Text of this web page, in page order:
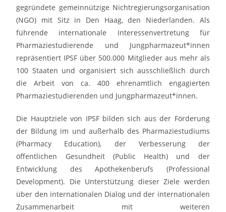
gegründete gemeinnützige Nichtregierungsorganisation
(NGO) mit Sitz in Den Haag, den Niederlanden. Als
führende internationale Interessenvertretung für
Pharmaziestudierende und Jungpharmazeut*innen
repräsentiert IPSF über 500.000 Mitglieder aus mehr als
100 Staaten und organisiert sich ausschließlich durch
die Arbeit von ca. 400 ehrenamtlich engagierten
Pharmaziestudierenden und Jungpharmazeut*innen.
Die Hauptziele von IPSF bilden sich aus der Förderung
der Bildung im und außerhalb des Pharmaziestudiums
(Pharmacy Education), der Verbesserung der
öffentlichen Gesundheit (Public Health) und der
Entwicklung des Apothekenberufs (Professional
Development). Die Unterstützung dieser Ziele werden
über den internationalen Dialog und der internationalen
Zusammenarbeit mit weiteren